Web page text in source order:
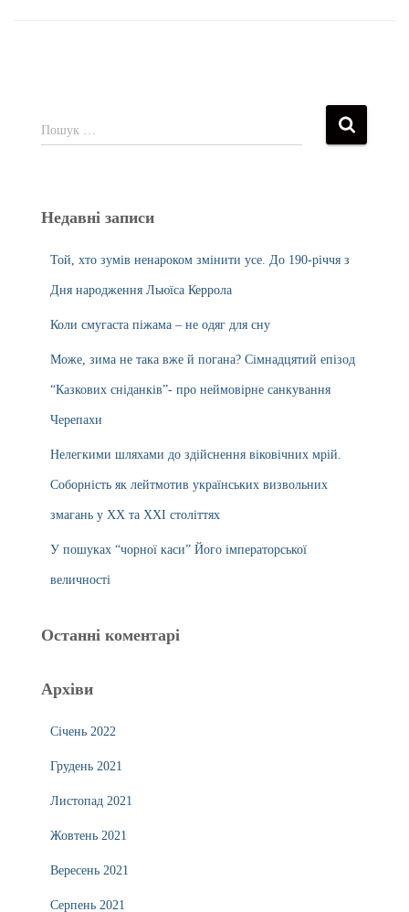
Пошук …
Недавні записи
Той, хто зумів ненароком змінити усе. До 190-річчя з
Дня народження Льюїса Керрола
Коли смугаста піжама – не одяг для сну
Може, зима не така вже й погана? Сімнадцятий епізод
“Казкових сніданків”- про неймовірне санкування
Черепахи
Нелегкими шляхами до здійснення віковічних мрій.
Соборність як лейтмотив українських визвольних
змагань у ХХ та ХХІ століттях
У пошуках “чорної каси” Його імператорської
величності
Останні коментарі
Архіви
Січень 2022
Грудень 2021
Листопад 2021
Жовтень 2021
Вересень 2021
Серпень 2021